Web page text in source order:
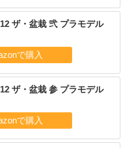
ザ・盆栽 弐 プラモデル
ザ・盆栽 参 プラモデル